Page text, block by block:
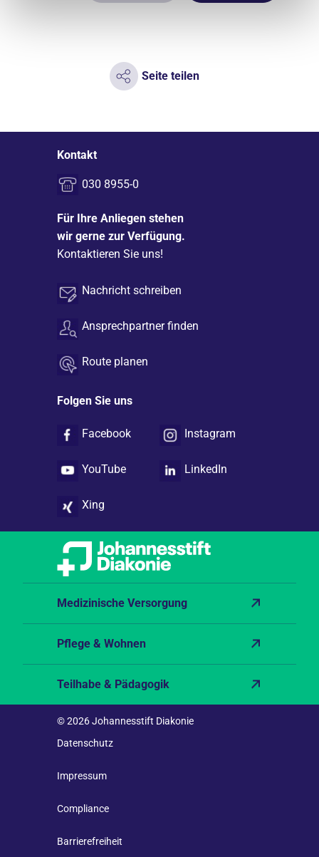
Seite teilen
Kontakt
030 8955-0
Für Ihre Anliegen stehen
wir gerne zur Verfügung.
Kontaktieren Sie uns!
Nachricht schreiben
Ansprechpartner finden
Route planen
Folgen Sie uns
Facebook Instagram
YouTube LinkedIn
Xing
Medizinische Versorgung
Pflege & Wohnen
Teilhabe & Pädagogik
© 2026 Johannesstift Diakonie
Datenschutz
Impressum
Compliance
Barrierefreiheit